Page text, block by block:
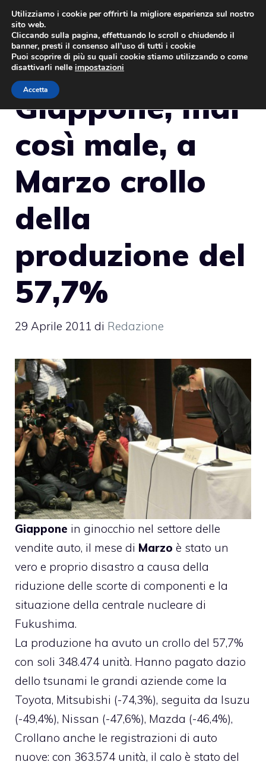
Vai
contenuto
Giappone, mai
così male, a
Marzo crollo
della
produzione del
57,7%
29 Aprile 2011 di Redazione
Giappone in ginocchio nel settore delle
vendite auto, il mese di Marzo è stato un
vero e proprio disastro a causa della
riduzione delle scorte di componenti e la
situazione della centrale nucleare di
Fukushima.
La produzione ha avuto un crollo del 57,7%
con soli 348.474 unità. Hanno pagato dazio
dello tsunami le grandi aziende come la
Toyota, Mitsubishi (-74,3%), seguita da Isuzu
(-49,4%), Nissan (-47,6%), Mazda (-46,4%),
Crollano anche le registrazioni di auto
nuove: con 363.574 unità, il calo è stato del
Utilizziamo i cookie per offrirti la migliore esperienza sul nostro
sito web.
Cliccando sulla pagina, effettuando lo scroll o chiudendo il
banner, presti il consenso all’uso di tutti i cookie
Puoi scoprire di più su quali cookie stiamo utilizzando o come
disattivarli nelle impostazioni
Accetta